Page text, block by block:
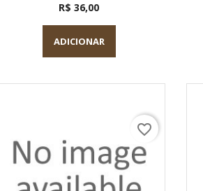
R$ 36,00
ADICIONAR
favorite_border